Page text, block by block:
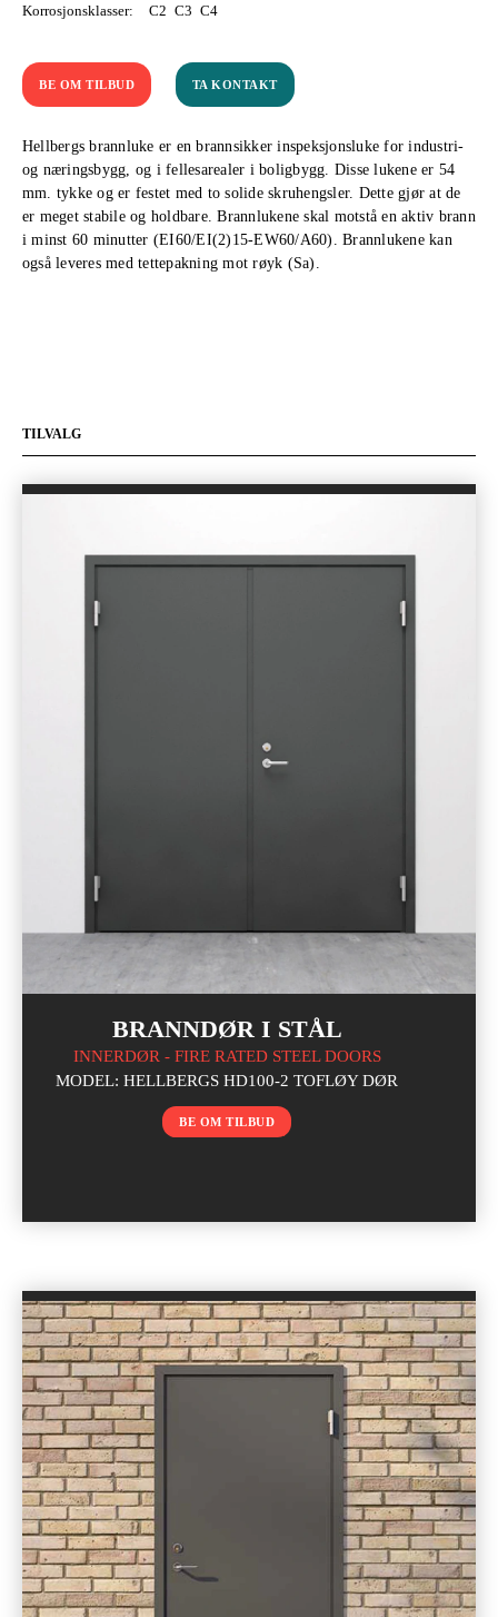
Korrosjonsklasser:
C2 C3 C4
BE OM TILBUD TA KONTAKT
Hellbergs brannluke er en brannsikker inspeksjonsluke for industri-
og næringsbygg, og i fellesarealer i boligbygg. Disse lukene er 54
mm. tykke og er festet med to solide skruhengsler. Dette gjør at de
er meget stabile og holdbare. Brannlukene skal motstå en aktiv brann
i minst 60 minutter (EI60/EI(2)15-EW60/A60). Brannlukene kan
også leveres med tettepakning mot røyk (Sa).
TILVALG
BRANNDØR I STÅL
INNERDØR - FIRE RATED STEEL DOORS
MODEL: HELLBERGS HD100-2 TOFLØY DØR
BE OM TILBUD